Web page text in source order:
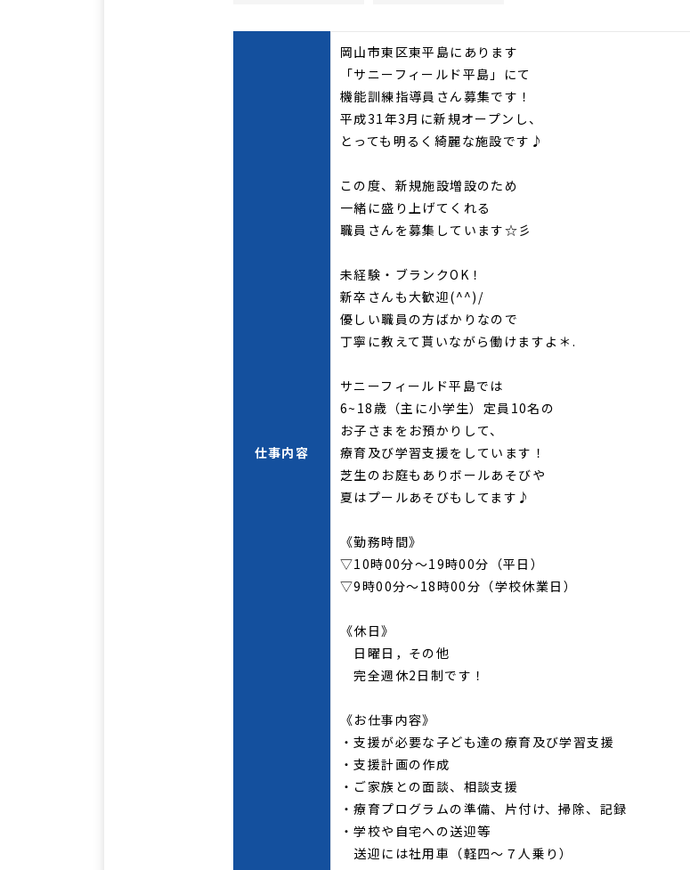
仕事内容
岡山市東区東平島にあります
「サニーフィールド平島」にて
機能訓練指導員さん募集です！
平成31年3月に新規オープンし、
とっても明るく綺麗な施設です♪
この度、新規施設増設のため
一緒に盛り上げてくれる
職員さんを募集しています☆彡
未経験・ブランクOK！
新卒さんも大歓迎(^^)/
優しい職員の方ばかりなので
丁寧に教えて貰いながら働けますよ＊.
サニーフィールド平島では
6~18歳（主に小学生）定員10名の
お子さまをお預かりして、
療育及び学習支援をしています！
芝生のお庭もありボールあそびや
夏はプールあそびもしてます♪
《勤務時間》
▽10時00分〜19時00分（平日）
▽9時00分〜18時00分（学校休業日）
《休日》
日曜日，その他
完全週休2日制です！
《お仕事内容》
・支援が必要な子ども達の療育及び学習支援
・支援計画の作成
・ご家族との面談、相談支援
・療育プログラムの準備、片付け、掃除、記録
・学校や自宅への送迎等
送迎には社用車（軽四～７人乗り）